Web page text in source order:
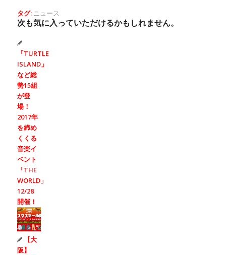
タグ: ニュース
次も気に入っていただけるかもしれません。
「TURTLE
ISLAND」
など総
勢15組
が登
場！
2017年
を締め
くくる
音楽イ
ベント
「THE
WORLD」
12/28
開催！
【大
阪】